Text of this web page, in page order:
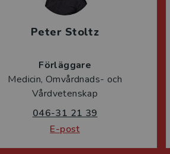
Peter Stoltz
Förläggare
Medicin, Omvårdnads- och
Vårdvetenskap
046-31 21 39
E-post